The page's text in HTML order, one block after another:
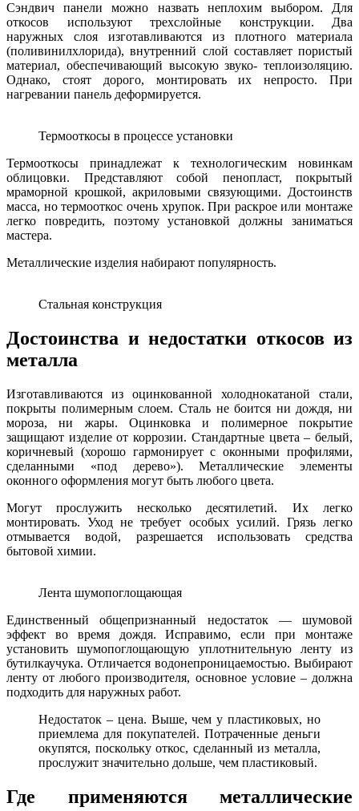
Сэндвич панели можно назвать неплохим выбором. Для
откосов используют трехслойные конструкции. Два
наружных слоя изготавливаются из плотного материала
(поливинилхлорида), внутренний слой составляет пористый
материал, обеспечивающий высокую звуко- теплоизоляцию.
Однако, стоят дорого, монтировать их непросто. При
нагревании панель деформируется.
Термооткосы в процессе установки
Термооткосы принадлежат к технологическим новинкам
облицовки. Представляют собой пенопласт, покрытый
мраморной крошкой, акриловыми связующими. Достоинств
масса, но термооткос очень хрупок. При раскрое или монтаже
легко повредить, поэтому установкой должны заниматься
мастера.
Металлические изделия набирают популярность.
Стальная конструкция
Достоинства и недостатки откосов из
металла
Изготавливаются из оцинкованной холоднокатаной стали,
покрыты полимерным слоем. Сталь не боится ни дождя, ни
мороза, ни жары. Оцинковка и полимерное покрытие
защищают изделие от коррозии. Стандартные цвета – белый,
коричневый (хорошо гармонирует с оконными профилями,
сделанными «под дерево»). Металлические элементы
оконного оформления могут быть любого цвета.
Могут прослужить несколько десятилетий. Их легко
монтировать. Уход не требует особых усилий. Грязь легко
отмывается водой, разрешается использовать средства
бытовой химии.
Лента шумопоглощающая
Единственный общепризнанный недостаток — шумовой
эффект во время дождя. Исправимо, если при монтаже
установить шумопоглощающую уплотнительную ленту из
бутилкаучука. Отличается водонепроницаемостью. Выбирают
ленту от любого производителя, основное условие – должна
подходить для наружных работ.
Недостаток – цена. Выше, чем у пластиковых, но
приемлема для покупателей. Потраченные деньги
окупятся, поскольку откос, сделанный из металла,
прослужит значительно дольше, чем пластиковый.
Где применяются металлические